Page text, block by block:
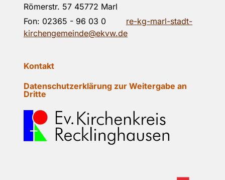
Römerstr. 57 45772 Marl
Fon: 02365 - 96 03 0
re-kg-marl-stadt-
kirchengemeinde@ekvw.de
Kontakt
Datenschutzerklärung zur Weitergabe an
Dritte